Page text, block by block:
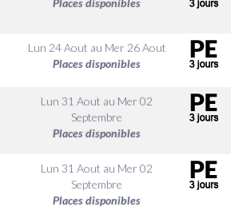
Places disponibles
Lun 24 Aout au Mer 26 Aout
Places disponibles
Lun 31 Aout au Mer 02
Septembre
Places disponibles
Lun 31 Aout au Mer 02
Septembre
Places disponibles